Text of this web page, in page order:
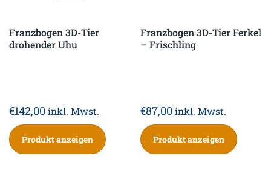
Franzbogen 3D-Tier
drohender Uhu
€142,00inkl. Mwst.
Produkt anzeigen
Franzbogen 3D-Tier Ferkel
– Frischling
€87,00 inkl. Mwst.
Produkt anzeigen